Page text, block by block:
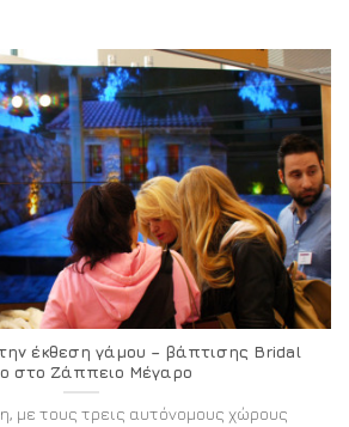
έκθεση γάμου – βάπτισης Bridal
στο Ζάππειο Μέγαρο
με τους τρεις αυτόνομους χώρους